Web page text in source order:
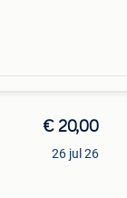
€ 20,00
26 jul 26